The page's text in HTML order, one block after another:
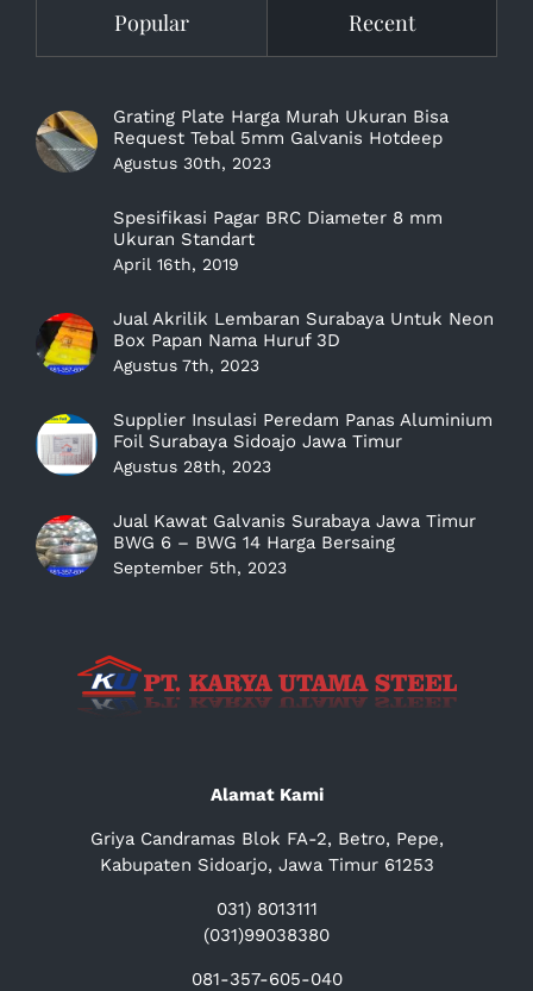
Popular Recent
Grating Plate Harga Murah Ukuran Bisa
Request Tebal 5mm Galvanis Hotdeep
Agustus 30th, 2023
Spesifikasi Pagar BRC Diameter 8 mm
Ukuran Standart
April 16th, 2019
Jual Akrilik Lembaran Surabaya Untuk Neon
Box Papan Nama Huruf 3D
Agustus 7th, 2023
Supplier Insulasi Peredam Panas Aluminium
Foil Surabaya Sidoajo Jawa Timur
Agustus 28th, 2023
Jual Kawat Galvanis Surabaya Jawa Timur
BWG 6 – BWG 14 Harga Bersaing
September 5th, 2023
Alamat Kami
Griya Candramas Blok FA-2, Betro, Pepe,
Kabupaten Sidoarjo, Jawa Timur 61253
031) 8013111
(031)99038380
081-357-605-040